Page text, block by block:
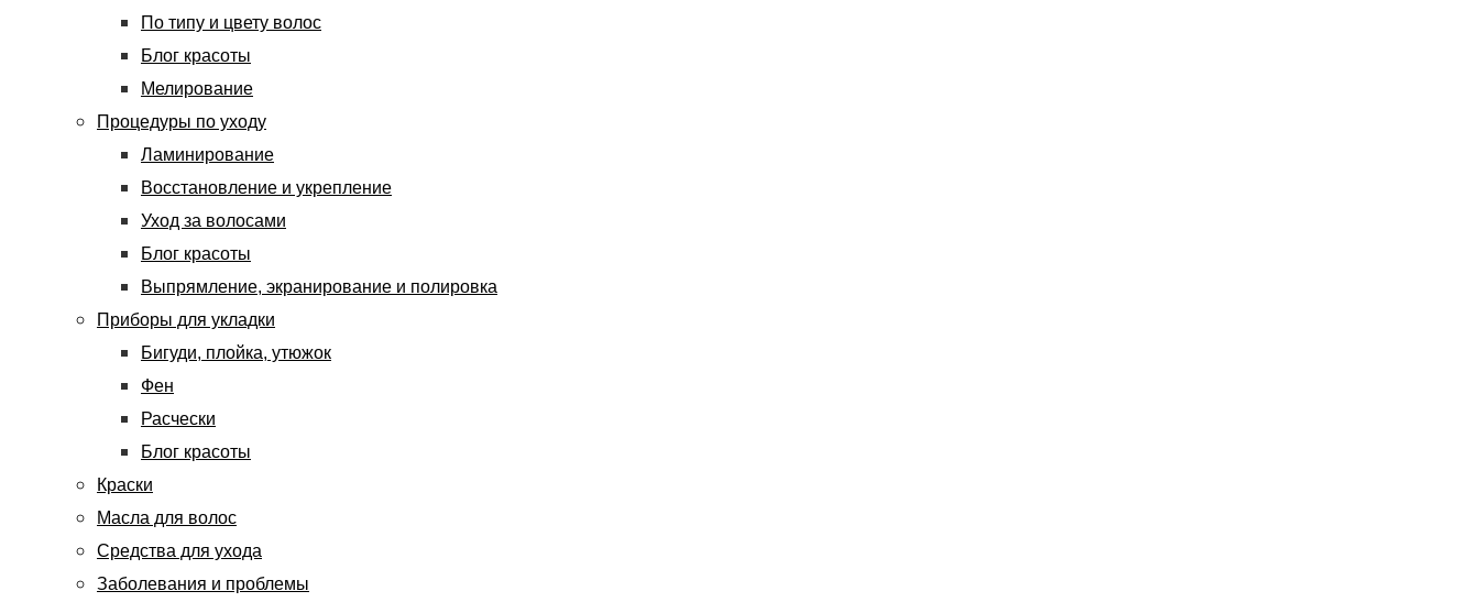
По типу и цвету волос
Блог красоты
Мелирование
Процедуры по уходу
Ламинирование
Восстановление и укрепление
Уход за волосами
Блог красоты
Выпрямление, экранирование и полировка
Приборы для укладки
Бигуди, плойка, утюжок
Фен
Расчески
Блог красоты
Краски
Масла для волос
Средства для ухода
Заболевания и проблемы